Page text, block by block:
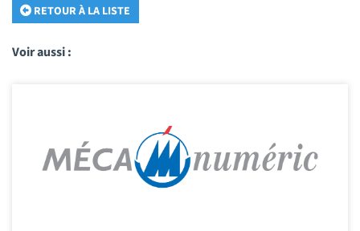
RETOUR À LA LISTE
Voir aussi :